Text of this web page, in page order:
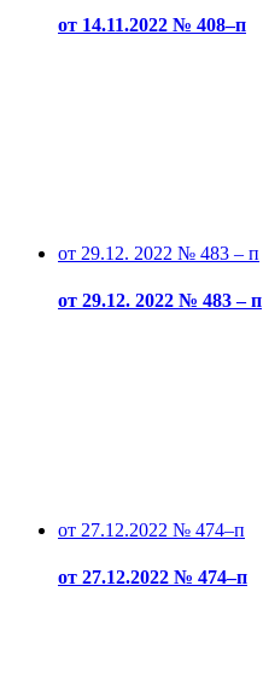
от 14.11.2022 № 408–п
от 29.12. 2022 № 483 – п
от 29.12. 2022 № 483 – п
от 27.12.2022 № 474–п
от 27.12.2022 № 474–п